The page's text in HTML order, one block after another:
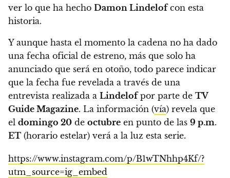
ver lo que ha hecho Damon Lindelofcon esta
historia.
Y aunque hasta el momento la cadena no ha dado
una fecha oficial de estreno, más que solo ha
anunciado que será en otoño, todo parece indicar
que la fecha fue revelada a través de una
entrevista realizada a Lindelofpor parte de TV
Guide Magazine. La información (vía) revela que
el domingo 20 de octubre en punto de las 9 p.m.
ET (horario estelar) verá a la luz esta serie.
https://www.instagram.com/p/B1wTNhhp4Kf/?
utm_source=ig_embed